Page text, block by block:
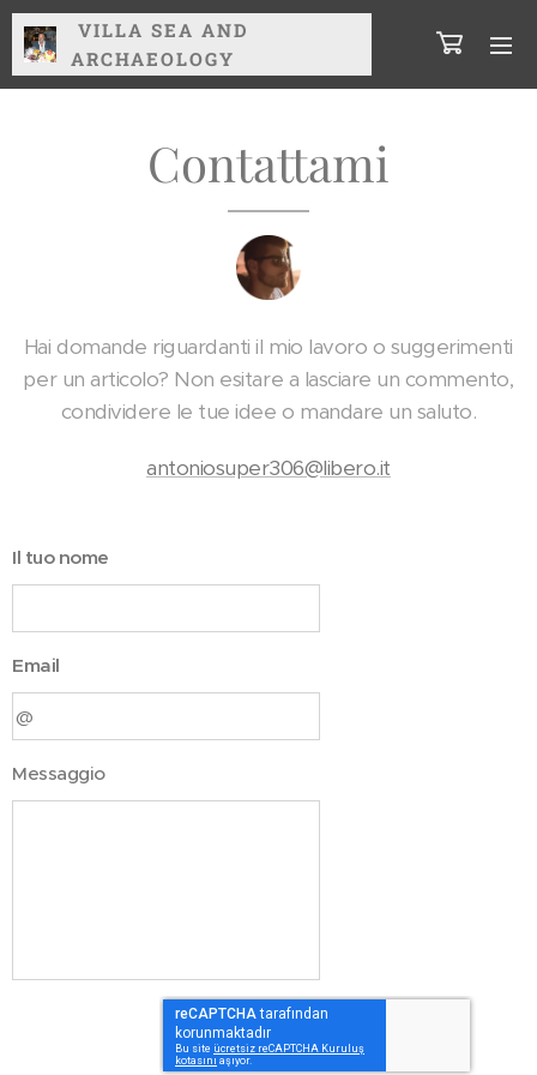
VILLA SEA AND
ARCHAEOLOGY
Contattami
Hai domande riguardanti il mio lavoro o suggerimenti
per un articolo? Non esitare a lasciare un commento,
condividere le tue idee o mandare un saluto.
antoniosuper306@libero.it
Il tuo nome
Email
Messaggio